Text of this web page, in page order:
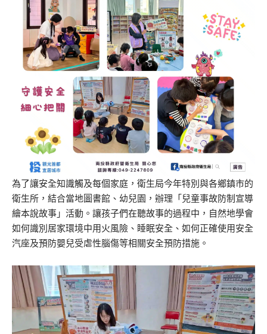
為了讓安全知識觸及每個家庭，衛生局今年特別與各鄉鎮市的
衛生所，結合當地圖書館、幼兒園，辦理「兒童事故防制宣導
繪本說故事」活動。讓孩子們在聽故事的過程中，自然地學會
如何識別居家環境中用火風險、睡眠安全、如何正確使用安全
汽座及預防嬰兒受虐性腦傷等相關安全預防措施。